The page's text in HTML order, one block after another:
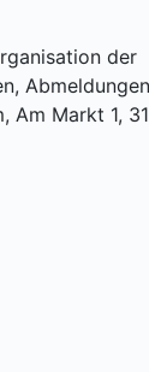
der
Am Markt 1,